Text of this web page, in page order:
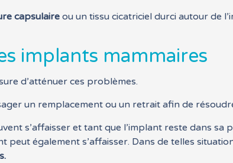
capsulaire ou un tissu cicatriciel durci autour de
implants mammaires
d’atténuer ces problèmes.
un remplacement ou un retrait afin de
s’affaisser et tant que l’implant reste dans sa
peut également s’affaisser. Dans de telles